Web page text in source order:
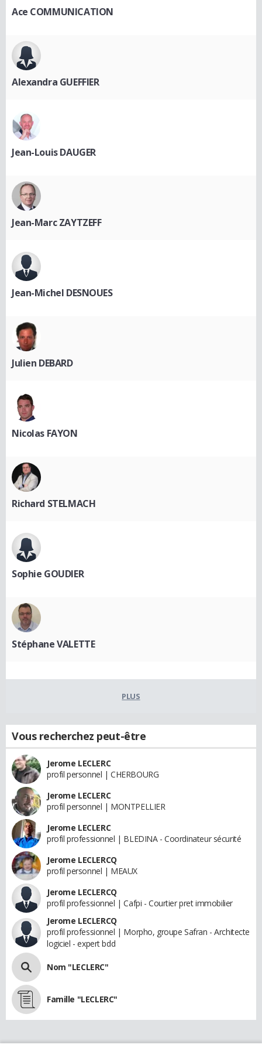
Ace COMMUNICATION
Alexandra GUEFFIER
Jean-Louis DAUGER
Jean-Marc ZAYTZEFF
Jean-Michel DESNOUES
Julien DEBARD
Nicolas FAYON
Richard STELMACH
Sophie GOUDIER
Stéphane VALETTE
PLUS
Vous recherchez peut-être
Jerome LECLERC
profil personnel | CHERBOURG
Jerome LECLERC
profil personnel | MONTPELLIER
Jerome LECLERC
profil professionnel | BLEDINA - Coordinateur sécurité
Jerome LECLERCQ
profil personnel | MEAUX
Jerome LECLERCQ
profil professionnel | Cafpi - Courtier pret immobilier
Jerome LECLERCQ
profil professionnel | Morpho, groupe Safran - Architecte
logiciel - expert bdd
Nom "LECLERC"
Famille "LECLERC"